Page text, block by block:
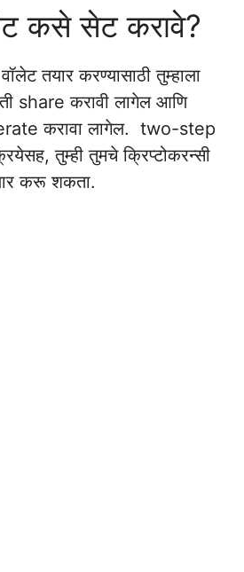
कसे सेट करावे?
तयार करण्यासाठी तुम्हाला
share करावी लागेल आणि
करावा लागेल. two-step
तुम्ही तुमचे क्रिप्टोकरन्सी
करू शकता.